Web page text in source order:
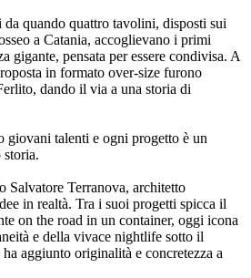
da quando quattro tavolini, disposti sui
a Catania, accoglievano i primi
gigante, pensata per essere condivisa. A
in formato over-size furono
dando il via a una storia di
giovani talenti e ogni progetto è un
storia.
Salvatore Terranova, architetto
in realtà. Tra i suoi progetti spicca il
on the road in un container, oggi icona
e della vivace nightlife sotto il
aggiunto originalità e concretezza a